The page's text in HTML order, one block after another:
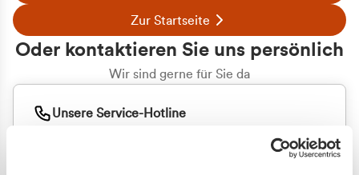
Zur Startseite
Oder kontaktieren Sie uns persönlich
Wir sind gerne für Sie da
Unsere Service-Hotline